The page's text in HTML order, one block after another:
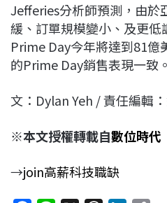
Jefferies分析師預測，由於
緩、訂單規模變小、及更
Prime Day今年將達到81億
的Prime Day銷售表現一致。
文：Dylan Yeh / 責任編輯
※本文授權轉載自數位時代
→join高薪科技職缺